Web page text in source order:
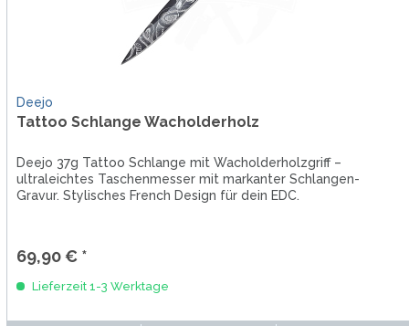
Deejo
Tattoo Schlange Wacholderholz
Deejo 37g Tattoo Schlange mit Wacholderholzgriff –
ultraleichtes Taschenmesser mit markanter Schlangen-
Gravur. Stylisches French Design für dein EDC.
69,90 € *
Lieferzeit 1-3 Werktage